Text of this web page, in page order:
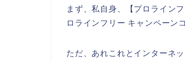
まず、私自身、【プロライン
ロラインフリー キャンペーン
ただ、あれこれとインターネ